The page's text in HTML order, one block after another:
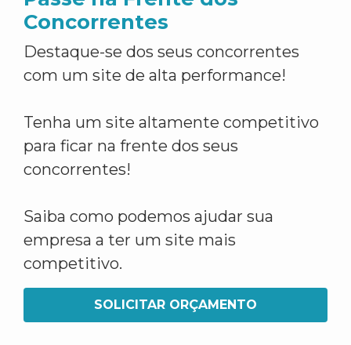
Concorrentes
Destaque-se dos seus concorrentes
com um site de alta performance!
Tenha um site altamente competitivo
para ficar na frente dos seus
concorrentes!
Saiba como podemos ajudar sua
empresa a ter um site mais
competitivo.
SOLICITAR ORÇAMENTO